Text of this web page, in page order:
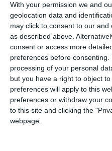
With your permission we and
geolocation data and
may click to consent to our and
as described above.
consent or access more
preferences before consenting.
processing of your personal
but you have a right to object
preferences will apply to this
preferences or withdraw your
to this site and clicking the
webpage.
Prin CU 2809 din data de
SRL, prin Nelu Voicilă,
introducere în intravilan a
construire ansamblu
P+6E ȘI P+8E, echipamente
zonei rezidențiale, serivcii,
de loisir și agreement (parc
documentului este de 24 de